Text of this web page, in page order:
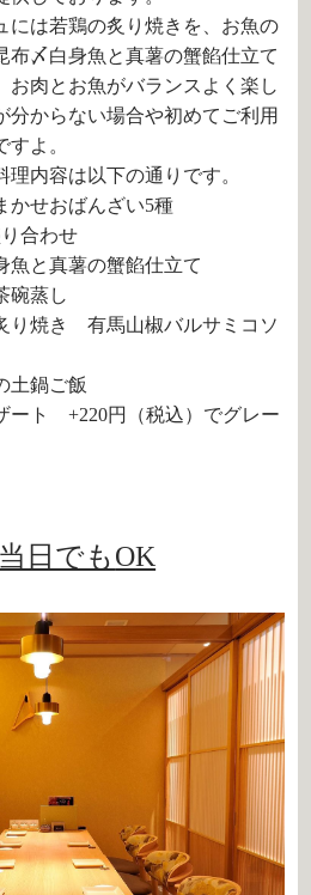
には若鶏の炙り焼きを、お魚の
布〆白身魚と真薯の蟹餡仕立て
お肉とお魚がバランスよく楽し
分からない場合や初めてご利用
よ。
内容は以下の通りです。
せおばんざい5種
合わせ
と真薯の蟹餡仕立て
碗蒸し
り焼き 有馬山椒バルサミコソ
土鍋ご飯
ト +220円（税込）でグレー
日でもOK